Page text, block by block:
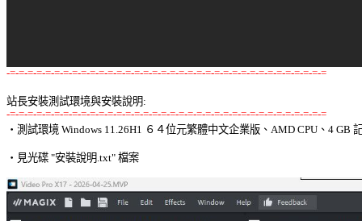
-=-=-=-=-=-=-=-=-=-=-=-=-=-=-=-=-=-=-=-=-=-=-=-=-=-=-=-=-=-=-=-=-=-=-=-=
站長安裝測試環境與安裝說明:
-=-=-=-=-=-=-=-=-=-=-=-=-=-=-=-=-=-=-=-=-=-=-=-=-=-=-=-=-=-=-=-=-=-=-=-=
‧測試環境 Windows 11.26H1 ６４位元繁體中文企業版、AMD CPU、4 GB
‧見光碟 "安裝說明.txt" 檔案